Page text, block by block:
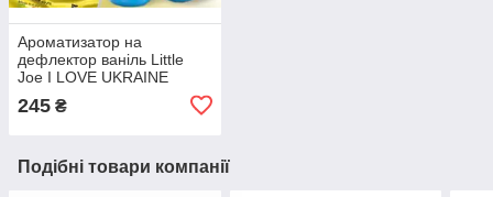
Ароматизатор на
дефлектор ваніль Little
Joe I LOVE UKRAINE
245 ₴
Подібні товари компанії